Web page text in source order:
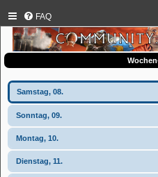
FAQ
Samstag, 08.
Sonntag, 09.
Montag, 10.
Dienstag, 11.